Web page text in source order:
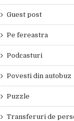
Guest post
Pe fereastra
Podcasturi
Povesti din autobuz
Puzzle
Transferuri de